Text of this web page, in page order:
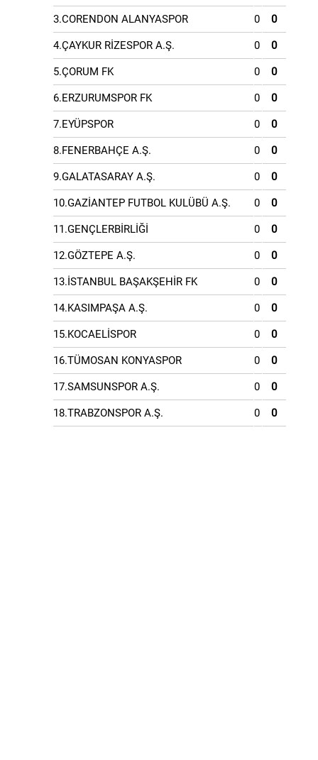
3.CORENDON ALANYASPOR 0 0
4.ÇAYKUR RİZESPOR A.Ş. 0 0
5.ÇORUM FK 0 0
6.ERZURUMSPOR FK 0 0
7.EYÜPSPOR 0 0
8.FENERBAHÇE A.Ş. 0 0
9.GALATASARAY A.Ş. 0 0
10.GAZİANTEP FUTBOL KULÜBÜ A.Ş. 0 0
11.GENÇLERBİRLİĞİ 0 0
12.GÖZTEPE A.Ş. 0 0
13.İSTANBUL BAŞAKŞEHİR FK 0 0
14.KASIMPAŞA A.Ş. 0 0
15.KOCAELİSPOR 0 0
16.TÜMOSAN KONYASPOR 0 0
17.SAMSUNSPOR A.Ş. 0 0
18.TRABZONSPOR A.Ş. 0 0